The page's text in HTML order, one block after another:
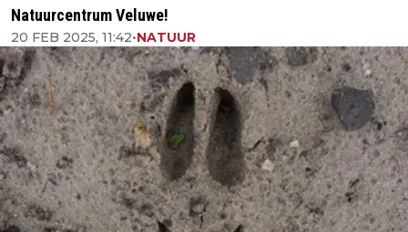
Natuurcentrum Veluwe!
20 FEB 2025, 11:42•NATUUR